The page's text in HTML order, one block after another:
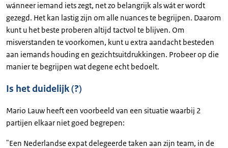
wánneer iemand iets zegt, net zo belangrijk als wát er wordt
gezegd. Het kan lastig zijn om alle nuances te begrijpen. Daarom
kunt u het beste proberen altijd tactvol te blijven. Om
misverstanden te voorkomen, kunt u extra aandacht besteden
aan iemands houding en gezichtsuitdrukkingen. Probeer op die
manier te begrijpen wat degene echt bedoelt.
Is het duidelijk (?)
Mario Lauw heeft een voorbeeld van een situatie waarbij 2
partijen elkaar niet goed begrepen:
"Een Nederlandse expat delegeerde taken aan zijn team, in de